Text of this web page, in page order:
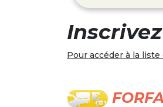
Pour accéder à la